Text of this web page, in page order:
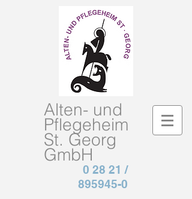
Alten- und
Pflegeheim
St. Georg
GmbH
0 28 21 /
895945-0